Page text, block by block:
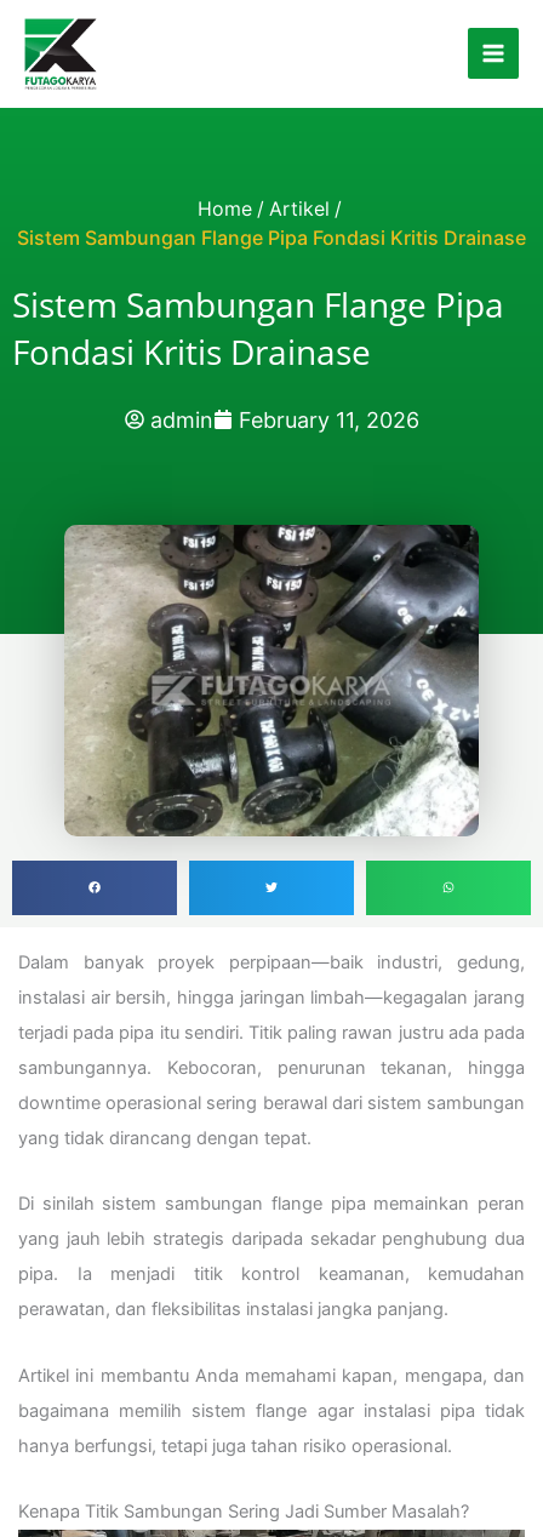
Skip to content
Home / Artikel /
Sistem Sambungan Flange Pipa Fondasi Kritis Drainase
Sistem Sambungan Flange Pipa
Fondasi Kritis Drainase
admin February 11, 2026
Dalam banyak proyek perpipaan—baik industri, gedung,
instalasi air bersih, hingga jaringan limbah—kegagalan jarang
terjadi pada pipa itu sendiri. Titik paling rawan justru ada pada
sambungannya. Kebocoran, penurunan tekanan, hingga
downtime operasional sering berawal dari sistem sambungan
yang tidak dirancang dengan tepat.
Di sinilah sistem sambungan flange pipa memainkan peran
yang jauh lebih strategis daripada sekadar penghubung dua
pipa. Ia menjadi titik kontrol keamanan, kemudahan
perawatan, dan fleksibilitas instalasi jangka panjang.
Artikel ini membantu Anda memahami kapan, mengapa, dan
bagaimana memilih sistem flange agar instalasi pipa tidak
hanya berfungsi, tetapi juga tahan risiko operasional.
Kenapa Titik Sambungan Sering Jadi Sumber Masalah?